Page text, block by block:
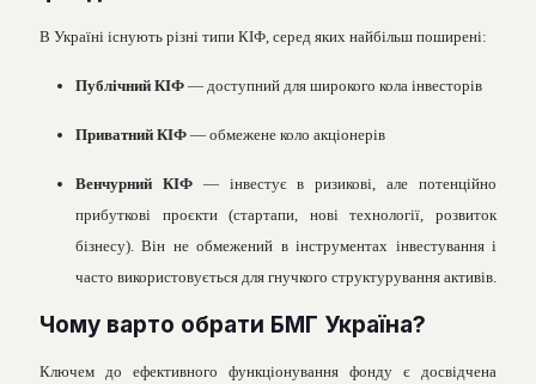
В Україні існують різні типи КІФ, серед яких найбільш поширені:
Публічний КІФ — доступний для широкого кола інвесторів
Приватний КІФ — обмежене коло акціонерів
Венчурний КІФ— інвестує в ризикові, але потенційно
прибуткові проєкти (стартапи, нові технології, розвиток
бізнесу). Він не обмежений в інструментах інвестування і
часто використовується для гнучкого структурування активів.
Чому варто обрати БМГ Україна?
Ключем до ефективного функціонування фонду є досвідчена